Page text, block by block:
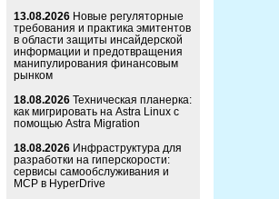
13.08.2026 Новые регуляторные
требования и практика эмитентов
в области защиты инсайдерской
информации и предотвращения
манипулирования финансовым
рынком
18.08.2026 Техническая планерка:
как мигрировать на Astra Linux с
помощью Astra Migration
18.08.2026 Инфраструктура для
разработки на гиперскорости:
сервисы самообслуживания и
MCP в HyperDrive